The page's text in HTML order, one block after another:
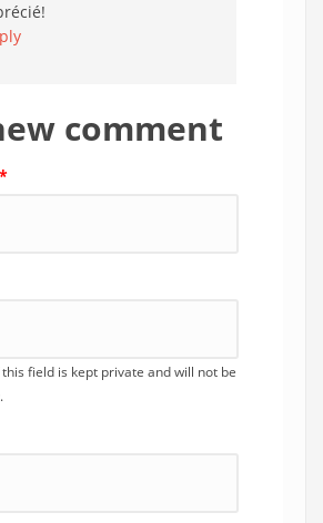
comment
*
field is kept private and will not be